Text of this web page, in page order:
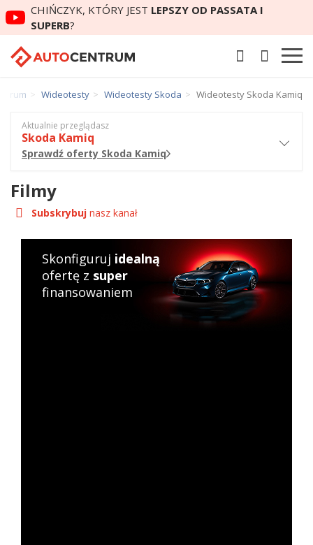
CHIŃCZYK, KTÓRY JEST LEPSZY OD PASSATA I
SUPERB?
Wideotesty Wideotesty Skoda Wideotesty Skoda Kamiq
Aktualnie przeglądasz
Skoda Kamiq
Sprawdź oferty Skoda Kamiq
Filmy
Subskrybuj nasz kanał
Skonfiguruj idealną
ofertę z super
finansowaniem